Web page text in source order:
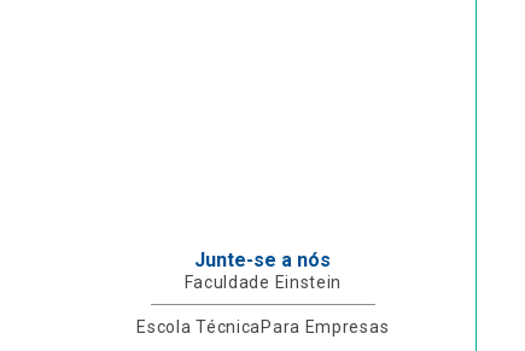
Junte-se a nós
Faculdade Einstein
Escola Técnica Para Empresas